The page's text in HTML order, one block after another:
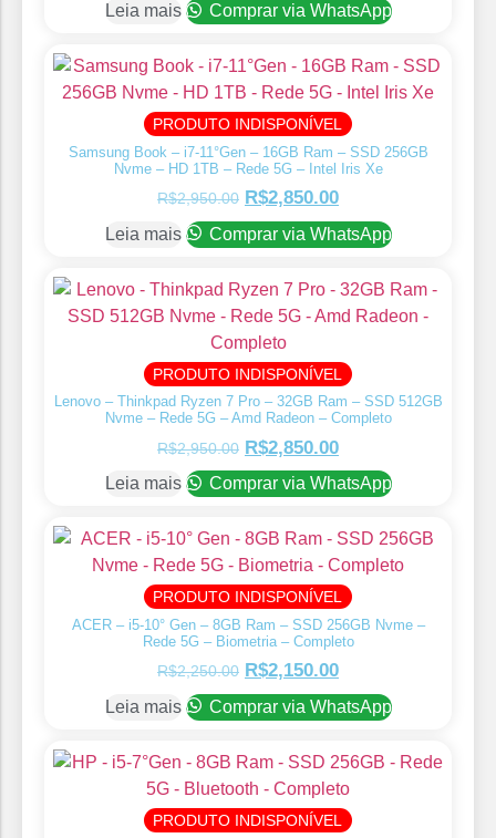
Leia mais Comprar via WhatsApp
PRODUTO INDISPONÍVEL
Samsung Book – i7-11°Gen – 16GB Ram – SSD 256GB
Nvme – HD 1TB – Rede 5G – Intel Iris Xe
R$2,950.00 R$2,850.00
Leia mais Comprar via WhatsApp
PRODUTO INDISPONÍVEL
Lenovo – Thinkpad Ryzen 7 Pro – 32GB Ram – SSD 512GB
Nvme – Rede 5G – Amd Radeon – Completo
R$2,950.00 R$2,850.00
Leia mais Comprar via WhatsApp
PRODUTO INDISPONÍVEL
ACER – i5-10° Gen – 8GB Ram – SSD 256GB Nvme –
Rede 5G – Biometria – Completo
R$2,250.00 R$2,150.00
Leia mais Comprar via WhatsApp
PRODUTO INDISPONÍVEL